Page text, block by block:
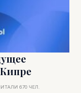
670 ЧЕЛ.